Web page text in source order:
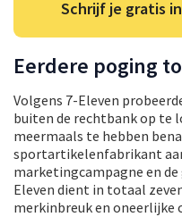
Schrijf je gratis
Eerdere poging
Volgens 7-Eleven
buiten de rechtbank op te
meermaals te hebben
sportartikelenfabrikant
marketingcampagne en
Eleven dient in totaal
merkinbreuk en oneerlijke